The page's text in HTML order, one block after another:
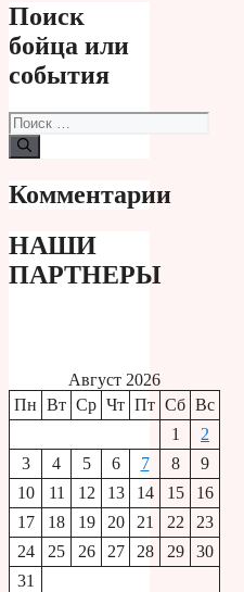
Поиск
бойца или
события
Поиск:
Комментарии
НАШИ
ПАРТНЕРЫ
Август 2026
Пн Вт Ср Чт Пт Сб Вс
1
2
3
4 5 6 7 8
9
10
11 12 13 14 15
16
17
18 19 20 21 22
23
24
25 26 27 28 29
30
31